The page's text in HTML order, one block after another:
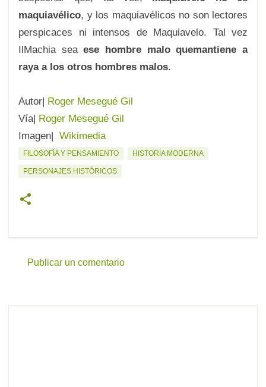
maquiavélico, y los maquiavélicos no son lectores
perspicaces ni intensos de Maquiavelo. Tal vez
IlMachia seaese hombre malo quemantiene a
raya a los otros hombres malos.
Autor| Roger Mesegué Gil
Vía| Roger Mesegué Gil
Imagen| Wikimedia
FILOSOFÍA Y PENSAMIENTO HISTORIA MODERNA
PERSONAJES HISTÓRICOS
Publicar un comentario